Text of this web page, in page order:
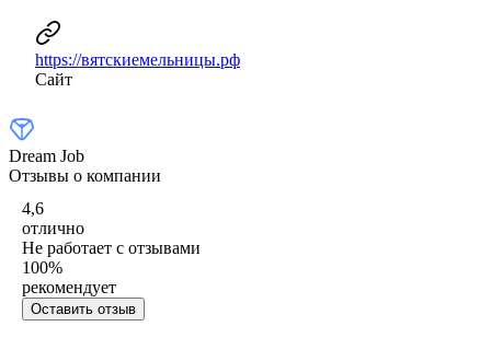
https://вятскиемельницы.рф
Сайт
Dream Job
Отзывы о компании
4,6
отлично
Не работает с отзывами
100%
рекомендует
Оставить отзыв